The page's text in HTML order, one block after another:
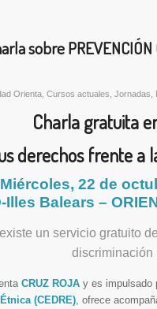
sobre PREVENCIÓN
Orienta Cursos actuales Jornadas
Charla gratuita
derechos frente a
Miércoles, 22 de
Illes Balears –
un servicio gratuito
discriminación
CRUZ ROJA y es impulsado
(CEDRE) , ofrece